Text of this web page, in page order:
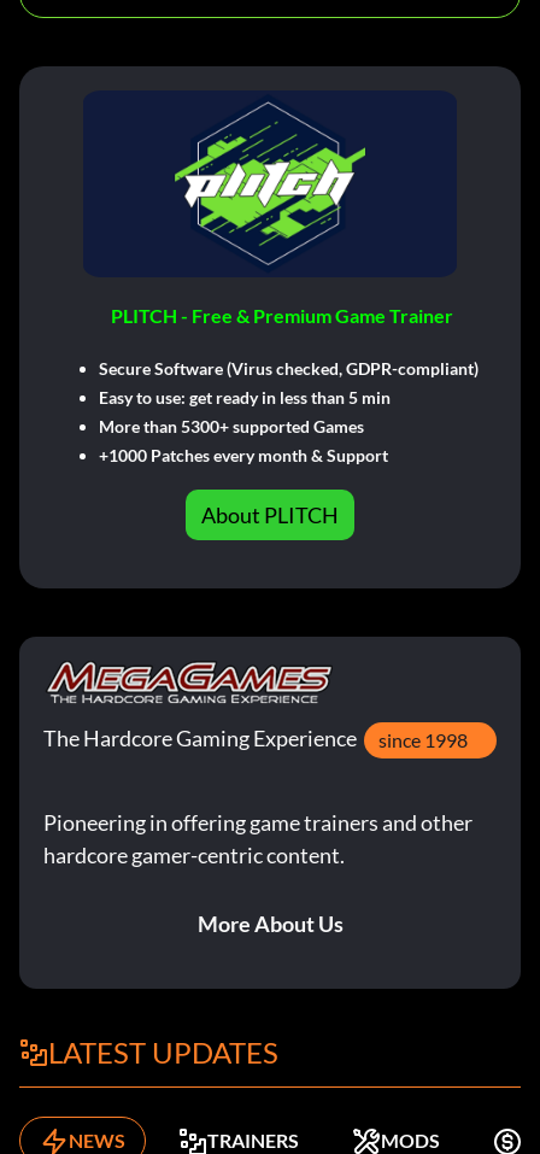
PLITCH - Free & Premium Game Trainer
Secure Software (Virus checked, GDPR-compliant)
Easy to use: get ready in less than 5 min
More than 5300+ supported Games
+1000 Patches every month & Support
About PLITCH
The Hardcore Gaming Experience since 1998
Pioneering in offering game trainers and other
hardcore gamer-centric content.
More About Us
LATEST UPDATES
NEWS TRAINERS MODS